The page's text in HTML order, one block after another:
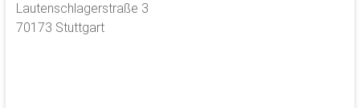
Lautenschlagerstraße 3
70173 Stuttgart